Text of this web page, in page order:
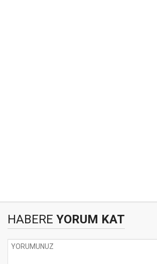
HABERE YORUM KAT